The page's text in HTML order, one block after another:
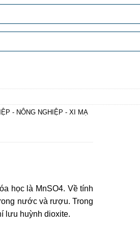
- NÔNG NGHIỆP - XI MẠ
học là MnSO4. Về tính
nước và rượu. Trong
lưu huỳnh dioxite.